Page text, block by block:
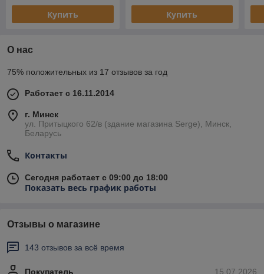
Купить Купить
О нас
75% положительных из 17 отзывов за год
Работает с 16.11.2014
г. Минск
ул. Притыцкого 62/в (здание магазина Serge), Минск,
Беларусь
Контакты
Сегодня работает с 09:00 до 18:00
Показать весь график работы
Отзывы о магазине
143 отзывов за всё время
15.07.2026
Покупатель